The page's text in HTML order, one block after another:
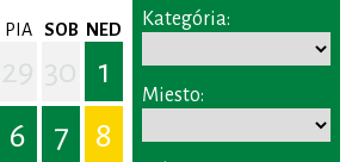
PIA SOB NED
1
6 7
8
Kategória:
Miesto: